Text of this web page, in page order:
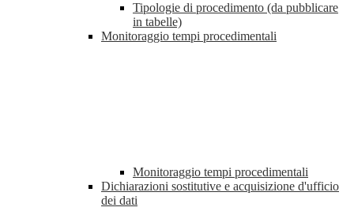
Tipologie di procedimento (da pubblicare
in tabelle)
Monitoraggio tempi procedimentali
Monitoraggio tempi procedimentali
Dichiarazioni sostitutive e acquisizione d'ufficio
dei dati